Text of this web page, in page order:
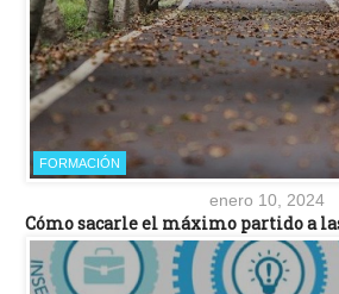
FORMACIÓN
enero 10, 2024
Cómo sacarle el máximo partido a